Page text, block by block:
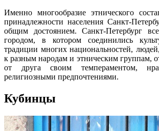
Именно многообразие этнического
принадлежности населения Санкт-
общим достоянием. Санкт-Петербург
городом, в котором соединились
традиции многих национальностей,
к разным народам и этническим группам,
от друга своим темпераментом,
религиозными предпочтениями.
Кубинцы